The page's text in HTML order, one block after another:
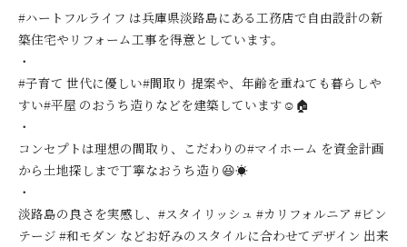
#ハートフルライフ は兵庫県淡路島にある工務店で自由設計の新
築住宅やリフォーム工事を得意としています。
・
#子育て 世代に優しい#間取り 提案や、年齢を重ねても暮らしや
すい#平屋 のおうち造りなどを建築しています☺️🏠
・
コンセプトは理想の間取り、こだわりの#マイホーム を資金計画
から土地探しまで丁寧なおうち造り😆☀️
・
淡路島の良さを実感し、#スタイリッシュ #カリフォルニア #ビン
テージ #和モダン などお好みのスタイルに合わせてデザイン 出来